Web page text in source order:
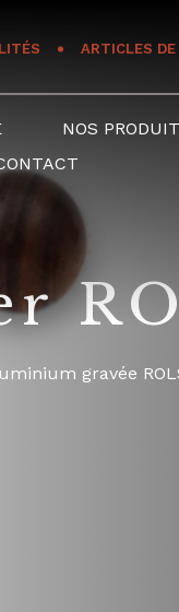
ARTICLES DE
NOS
gravée